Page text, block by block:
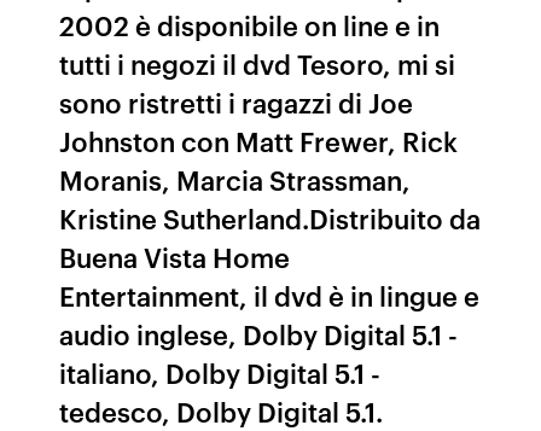
2002 è disponibile on line e in
tutti i negozi il dvd Tesoro, mi si
sono ristretti i ragazzi di Joe
Johnston con Matt Frewer, Rick
Moranis, Marcia Strassman,
Kristine Sutherland.Distribuito da
Buena Vista Home
Entertainment, il dvd è in lingue e
audio inglese, Dolby Digital 5.1 -
italiano, Dolby Digital 5.1 -
tedesco, Dolby Digital 5.1.